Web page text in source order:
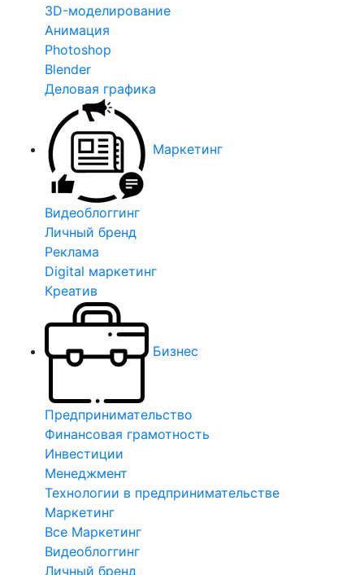
3D-моделирование
Анимация
Photoshop
Blender
Деловая графика
Маркетинг
Видеоблоггинг
Личный бренд
Реклама
Digital маркетинг
Креатив
Бизнес
Предпринимательство
Финансовая грамотность
Инвестиции
Менеджмент
Технологии в предпринимательстве
Маркетинг
Все Маркетинг
Видеоблоггинг
Личный бренд